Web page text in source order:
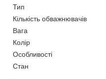
Тип
Кількість обважнювачів
Вага
Колір
Особливості
Стан